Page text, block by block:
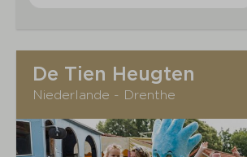
De Tien Heugten
Niederlande - Drenthe